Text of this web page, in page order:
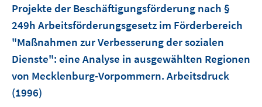
n
e
n
Projekte der Beschäftigungsförderung nach §
249h Arbeitsförderungsgesetz im Förderbereich
"Maßnahmen zur Verbesserung der sozialen
Dienste": eine Analyse in ausgewählten Regionen
von Mecklenburg-Vorpommern. Arbeitsdruck
(1996)